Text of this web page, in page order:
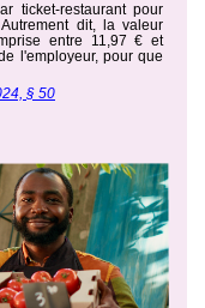
ticket-restaurant pour
dit, la valeur
entre 11,97 € et
l'employeur, pour que
§ 50